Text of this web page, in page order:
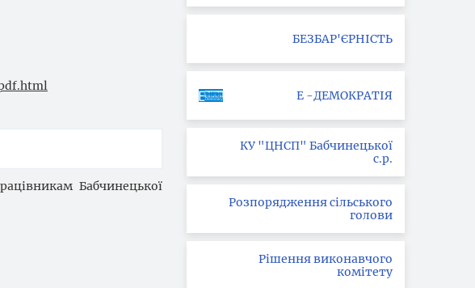
Бабчинецької
БЕЗБАР'ЄРНІСТЬ
Е -ДЕМОКРАТІЯ
КУ "ЦНСП" Бабчинецької
с.р.
Розпорядження сільського
голови
Рішення виконавчого
комітету